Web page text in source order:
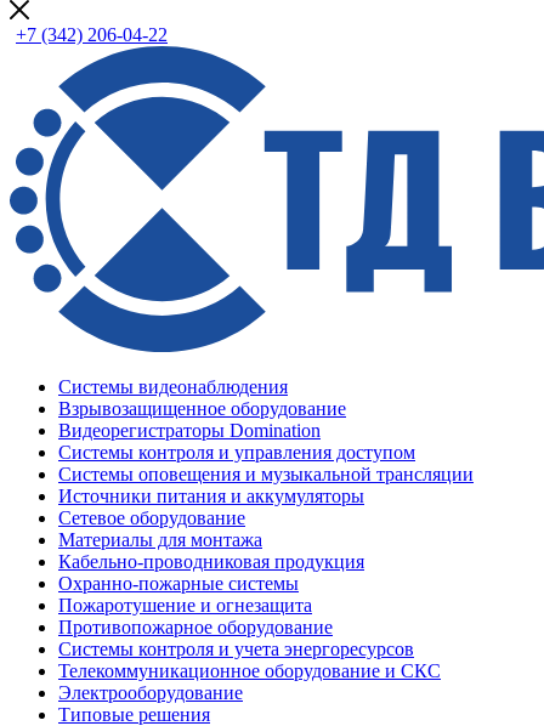
+7 (342) 206-04-22
Системы видеонаблюдения
Взрывозащищенное оборудование
Видеорегистраторы Domination
Системы контроля и управления доступом
Системы оповещения и музыкальной трансляции
Источники питания и аккумуляторы
Сетевое оборудование
Материалы для монтажа
Кабельно-проводниковая продукция
Охранно-пожарные системы
Пожаротушение и огнезащита
Противопожарное оборудование
Системы контроля и учета энергоресурсов
Телекоммуникационное оборудование и СКС
Электрооборудование
Типовые решения